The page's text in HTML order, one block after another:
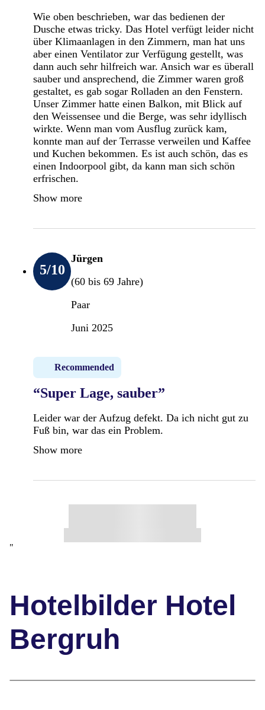
Wie oben beschrieben, war das bedienen der
Dusche etwas tricky. Das Hotel verfügt leider nicht
über Klimaanlagen in den Zimmern, man hat uns
aber einen Ventilator zur Verfügung gestellt, was
dann auch sehr hilfreich war. Ansich war es überall
sauber und ansprechend, die Zimmer waren groß
gestaltet, es gab sogar Rolladen an den Fenstern.
Unser Zimmer hatte einen Balkon, mit Blick auf
den Weissensee und die Berge, was sehr idyllisch
wirkte. Wenn man vom Ausflug zurück kam,
konnte man auf der Terrasse verweilen und Kaffee
und Kuchen bekommen. Es ist auch schön, das es
einen Indoorpool gibt, da kann man sich schön
erfrischen.
Show more
5/10
Jürgen
(60 bis 69 Jahre)
Paar
Juni 2025
Recommended
“Super Lage, sauber”
Leider war der Aufzug defekt. Da ich nicht gut zu
Fuß bin, war das ein Problem.
Show more
"
Hotelbilder Hotel
Bergruh